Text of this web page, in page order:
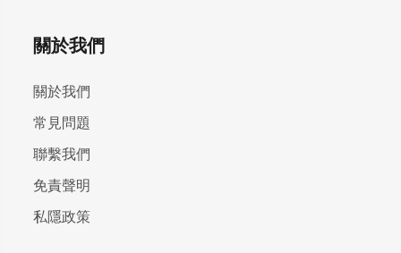
關於我們
關於我們
常見問題
聯繫我們
免責聲明
私隱政策